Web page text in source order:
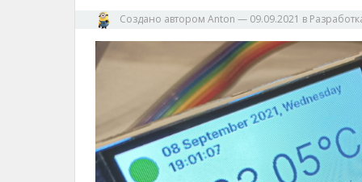
Создано автором Anton — 09.09.2021 в